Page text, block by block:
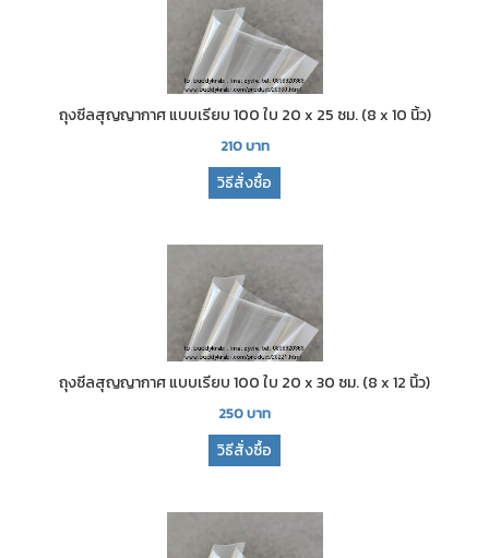
ถุงซีลสุญญากาศ แบบเรียบ 100 ใบ 20 x 25 ซม. (8 x 10 นิ้ว)
210บาท
วิธีสั่งซื้อ
ถุงซีลสุญญากาศ แบบเรียบ 100 ใบ 20 x 30 ซม. (8 x 12 นิ้ว)
250บาท
วิธีสั่งซื้อ